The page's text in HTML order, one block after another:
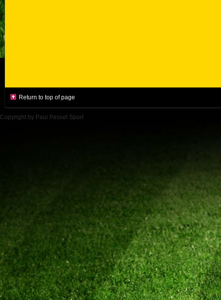
Return to top of page
Copyright by Paul Pessel Sport